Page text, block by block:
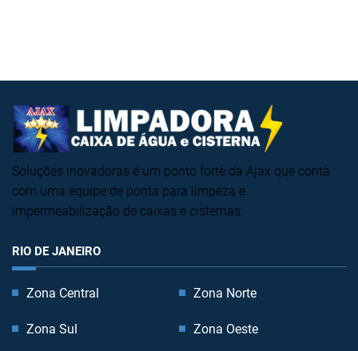
Soluções inovadoras é um ponto forte da Ajax que conta
com uma equipe de ponta para limpeza e
impermeabilização de caixas e cisternas.
RIO DE JANEIRO
Zona Central Zona Norte
Zona Sul Zona Oeste